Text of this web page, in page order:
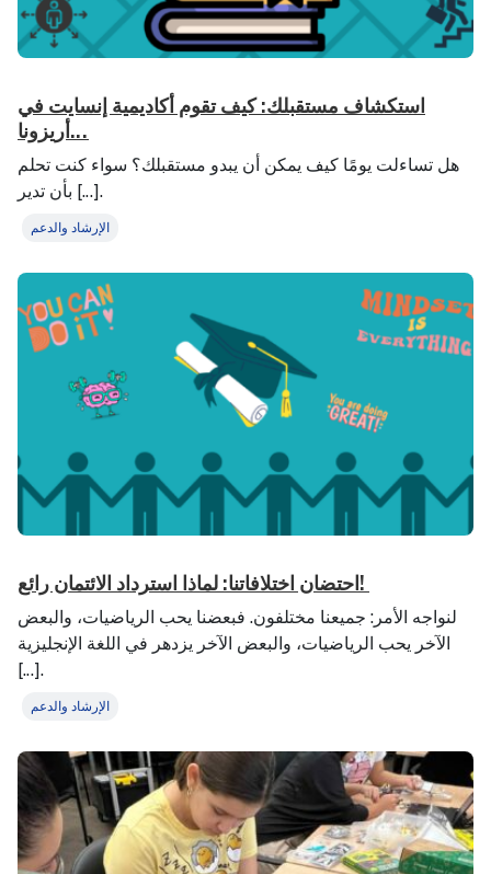
استكشاف مستقبلك: كيف تقوم أكاديمية إنسايت في
أريزونا...
هل تساءلت يومًا كيف يمكن أن يبدو مستقبلك؟ سواء كنت تحلم
بأن تدير [...].
الإرشاد والدعم
احتضان اختلافاتنا: لماذا استرداد الائتمان رائع!
لنواجه الأمر: جميعنا مختلفون. فبعضنا يحب الرياضيات، والبعض
الآخر يحب الرياضيات، والبعض الآخر يزدهر في اللغة الإنجليزية
[...].
الإرشاد والدعم